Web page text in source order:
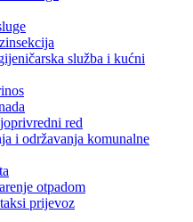
služba i kućni
red
i održavanja komunalne
otpadom
prijevoz